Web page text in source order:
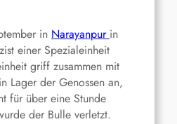
in Narayanpur in
einer Spezialeinheit
griff zusammen mit
Lager der Genossen an,
für über eine Stunde
der Bulle verletzt.